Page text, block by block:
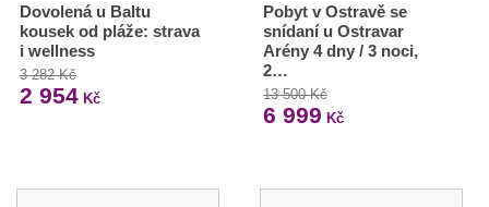
Dovolená u Baltu
kousek od pláže: strava
i wellness
3 282 Kč
2 954 Kč
Pobyt v Ostravě se
snídaní u Ostravar
Arény 4 dny / 3 noci,
2…
13 500 Kč
6 999 Kč